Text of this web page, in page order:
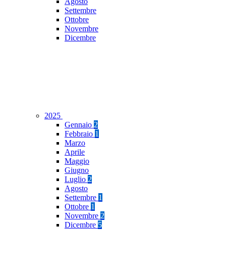
Settembre
Ottobre
Novembre
Dicembre
2025
Gennaio 2
Febbraio 1
Marzo
Aprile
Maggio
Giugno
Luglio 2
Agosto
Settembre 1
Ottobre 1
Novembre 2
Dicembre 5